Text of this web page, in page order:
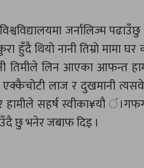
जर्नालिज्म
हुँदै थियो नानी तिम्रो मामा
तिमीले लिन आएका आफन्त
लाज र दुखमानी
सहर्ष स्वीका¥यौ
छु भनेर जबाफ दिइ ।